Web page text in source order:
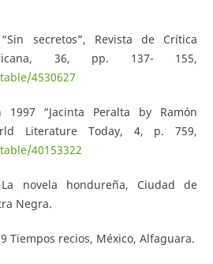
secretos”, Revista de Crítica
36, pp. 137- 155,
4530627
1997 “Jacinta Peralta by Ramón
Literature Today, 4, p. 759,
40153322
novela hondureña, Ciudad de
Negra.
Tiempos recios, México, Alfaguara.